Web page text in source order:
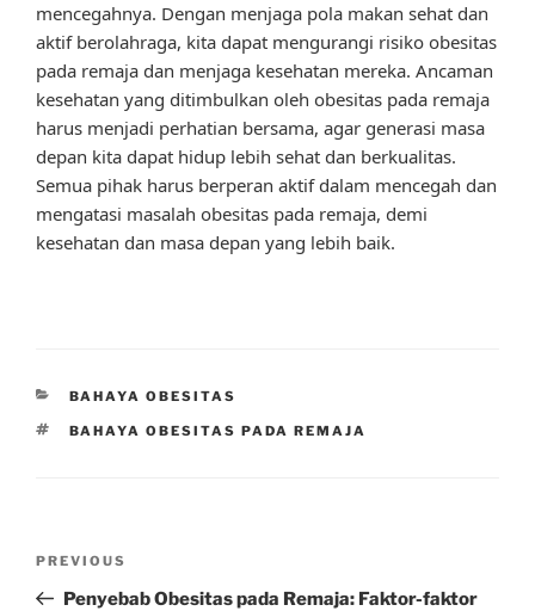
mencegahnya. Dengan menjaga pola makan sehat dan
aktif berolahraga, kita dapat mengurangi risiko obesitas
pada remaja dan menjaga kesehatan mereka. Ancaman
kesehatan yang ditimbulkan oleh obesitas pada remaja
harus menjadi perhatian bersama, agar generasi masa
depan kita dapat hidup lebih sehat dan berkualitas.
Semua pihak harus berperan aktif dalam mencegah dan
mengatasi masalah obesitas pada remaja, demi
kesehatan dan masa depan yang lebih baik.
CATEGORIES
BAHAYA OBESITAS
TAGS
BAHAYA OBESITAS PADA REMAJA
Previous
Post
PREVIOUS
Penyebab Obesitas pada Remaja: Faktor-faktor